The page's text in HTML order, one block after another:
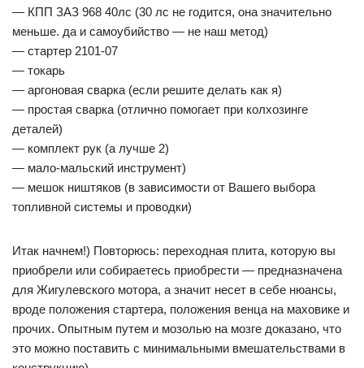
— КПП ЗАЗ 968 40лс (30 лс не годится, она значительно
меньше. да и самоубийство — не наш метод)
— стартер 2101-07
— токарь
— аргоновая сварка (если решите делать как я)
— простая сварка (отлично помогает при колхозинге
деталей)
— комплект рук (а лучше 2)
— мало-мальский инструмент)
— мешок ништяков (в зависимости от Вашего выбора
топливной системы и проводки)
Итак начнем!) Повторюсь: переходная плита, которую вы
приобрели или собираетесь приобрести — предназначена
для Жигулевского мотора, а значит несет в себе нюансы,
вроде положения стартера, положения венца на маховике и
прочих. Опытным путем и мозолью на мозге доказано, что
это можно поставить с минимальными вмешательствами в